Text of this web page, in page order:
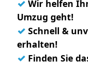
✓ Wir helfen
Umzug geht!
✓ Schnell &
erhalten!
✓ Finden Sie